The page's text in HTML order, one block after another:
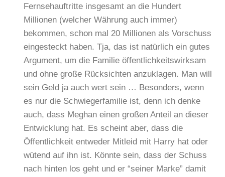
Fernsehauftritte insgesamt an die Hundert
Millionen (welcher Währung auch immer)
bekommen, schon mal 20 Millionen als Vorschuss
eingesteckt haben. Tja, das ist natürlich ein gutes
Argument, um die Familie öffentlichkeitswirksam
und ohne große Rücksichten anzuklagen. Man will
sein Geld ja auch wert sein … Besonders, wenn
es nur die Schwiegerfamilie ist, denn ich denke
auch, dass Meghan einen großen Anteil an dieser
Entwicklung hat. Es scheint aber, dass die
Öffentlichkeit entweder Mitleid mit Harry hat oder
wütend auf ihn ist. Könnte sein, dass der Schuss
nach hinten los geht und er “seiner Marke” damit